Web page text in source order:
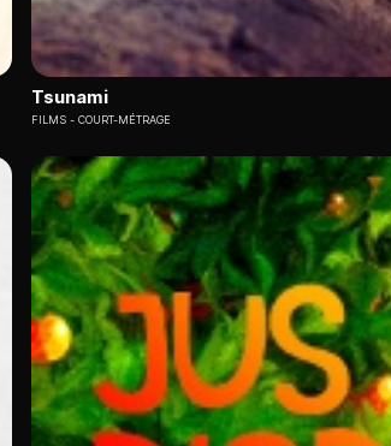
Tsunami
FILMS COURT-MÉTRAGE